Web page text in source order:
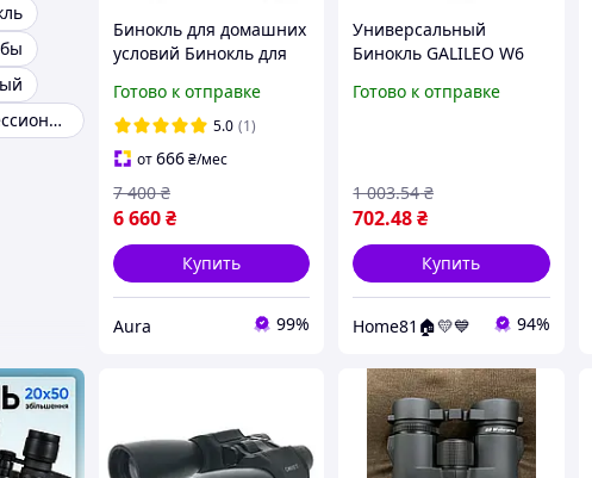
Бинокль профессиональный
Бинокль для домашних
условий Бинокль для
птицами
Готово к отправке
5.0 (1)
от666₴/мес
6 660₴
7 400 ₴
Купить
Aura 99%
Универсальный
Бинокль GALILEO W6
рыбалки и охоты
Готово к отправке
702.48₴
1 003.54 ₴
Купить
Home81🏠💛💙 94%